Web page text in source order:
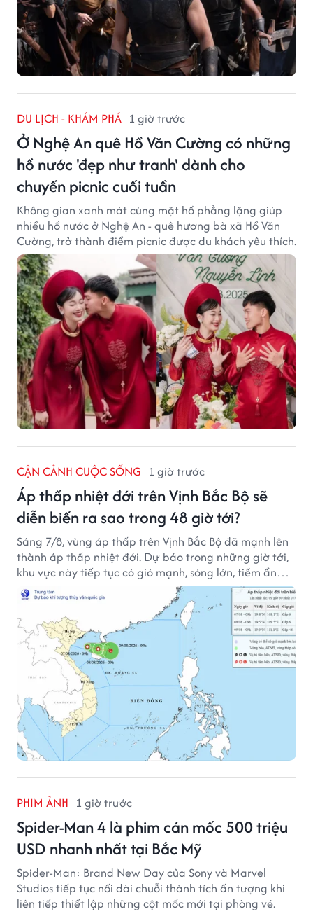
DU LỊCH - KHÁM PHÁ 1 giờ trước
Ở Nghệ An quê Hồ Văn Cường có những
hồ nước 'đẹp như tranh' dành cho
chuyến picnic cuối tuần
Không gian xanh mát cùng mặt hồ phẳng lặng giúp
nhiều hồ nước ở Nghệ An - quê hương bà xã Hồ Văn
Cường, trở thành điểm picnic được du khách yêu thích.
CẬN CẢNH CUỘC SỐNG 1 giờ trước
Áp thấp nhiệt đới trên Vịnh Bắc Bộ sẽ
diễn biến ra sao trong 48 giờ tới?
Sáng 7/8, vùng áp thấp trên Vịnh Bắc Bộ đã mạnh lên
thành áp thấp nhiệt đới. Dự báo trong những giờ tới,
khu vực này tiếp tục có gió mạnh, sóng lớn, tiềm ẩn
nhiều nguy cơ đối với hoạt động của tàu thuyền trên
biển.
PHIM ẢNH 1 giờ trước
Spider-Man 4 là phim cán mốc 500 triệu
USD nhanh nhất tại Bắc Mỹ
Spider-Man: Brand New Day của Sony và Marvel
Studios tiếp tục nối dài chuỗi thành tích ấn tượng khi
liên tiếp thiết lập những cột mốc mới tại phòng vé.